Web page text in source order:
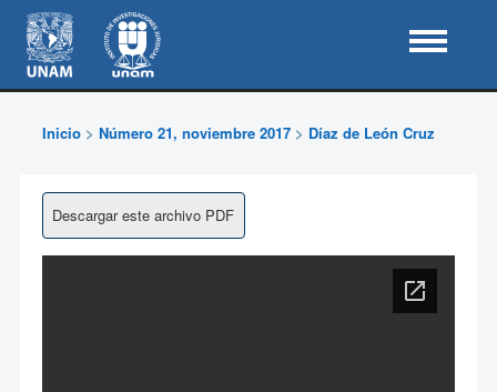
Inicio> Número 21, noviembre 2017> Díaz de León Cruz
Descargar este archivo PDF